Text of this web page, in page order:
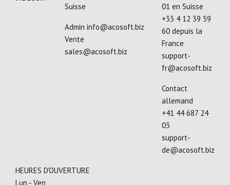
Suisse
Admin info@acosoft.biz
Vente
sales@acosoft.biz
01 en Suisse
+33 4 12 39 59
60 depuis la
France
support-
fr@acosoft.biz
Contact
allemand
+41 44 687 24
03
support-
de@acosoft.biz
HEURES D'OUVERTURE
Lun - Ven